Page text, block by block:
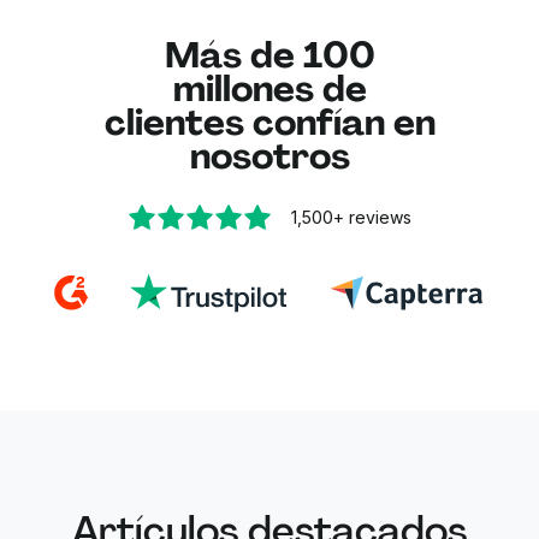
seguridad avanzada, herramientas de
colaboración en equipo y prioridad de
procesamiento están disponibles en planes
empresariales mejorados.
Más de 100
millones de
clientes confían en
nosotros
1,500+ reviews